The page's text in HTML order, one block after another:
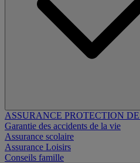
ASSURANCE PROTECTION
Garantie des accidents de la vie
Assurance scolaire
Assurance Loisirs
Conseils famille